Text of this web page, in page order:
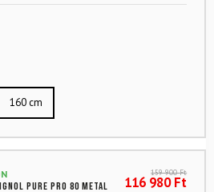
160 cm
Pure Pro 80 Metal
159 900Ft
116 980Ft